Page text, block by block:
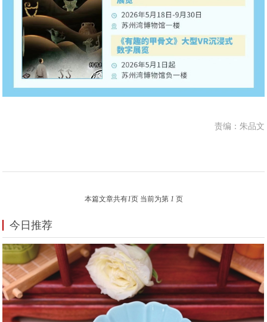
责编：朱品文
本篇文章共有1页 当前为第 1 页
今日推荐